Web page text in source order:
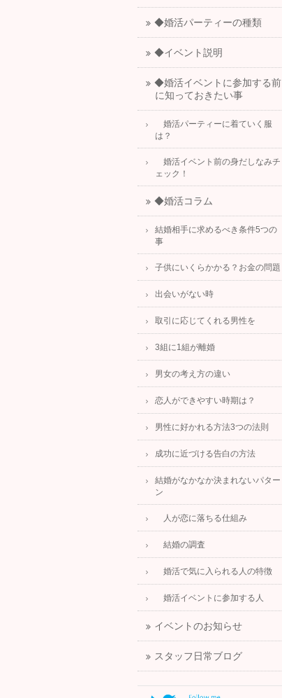
◆婚活パーティーの種類
◆イベント説明
◆婚活イベントに参加する前
に知っておきたい事
婚活パーティーに着ていく服
は？
婚活イベント前の身だしなみチ
ェック！
◆婚活コラム
結婚相手に求めるべき条件5つの
事
子供にいくらかかる？お金の問題
出会いがない時
取引に応じてくれる男性を
3組に1組が離婚
男女の考え方の違い
恋人ができやすい時期は？
男性に好かれる方法3つの法則
成功に近づける告白の方法
結婚がなかなか決まれないパター
ン
人が恋に落ちる仕組み
結婚の調査
婚活で気に入られる人の特徴
婚活イベントに参加する人
イベントのお知らせ
スタッフ日常ブログ